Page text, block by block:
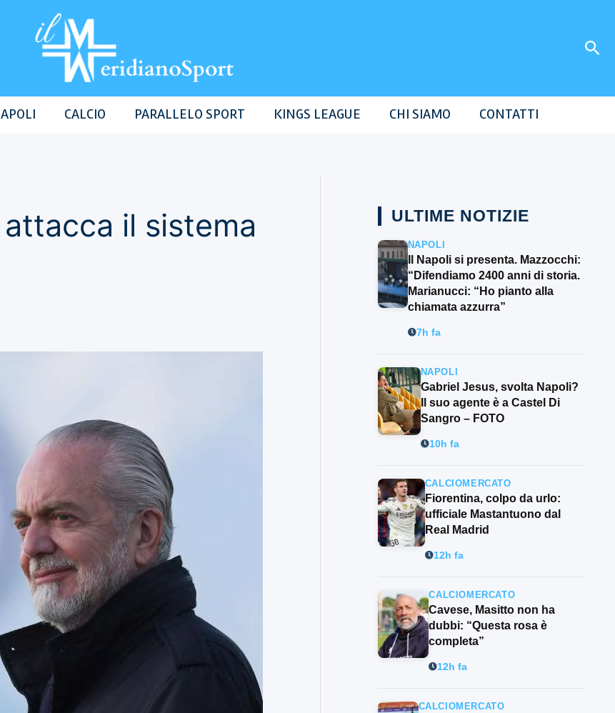
CALCIO PARALLELO SPORT KINGS LEAGUE CHI SIAMO CONTATTI
il sistema
ULTIME NOTIZIE
NAPOLI
Il Napoli si presenta. Mazzocchi:
“Difendiamo 2400 anni di storia.
Marianucci: “Ho pianto alla
chiamata azzurra”
7h fa
NAPOLI
Gabriel Jesus, svolta Napoli?
Il suo agente è a Castel Di
Sangro – FOTO
10h fa
CALCIOMERCATO
Fiorentina, colpo da urlo:
ufficiale Mastantuono dal
Real Madrid
12h fa
CALCIOMERCATO
Cavese, Masitto non ha
dubbi: “Questa rosa è
completa”
12h fa
CALCIOMERCATO